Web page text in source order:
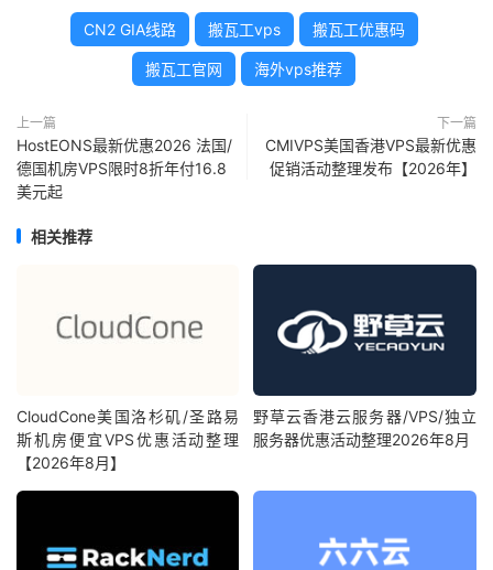
CN2 GIA线路 搬瓦工vps 搬瓦工优惠码
搬瓦工官网 海外vps推荐
上一篇
HostEONS最新优惠2026 法国/
德国机房VPS限时8折年付16.8
美元起
下一篇
CMIVPS美国香港VPS最新优惠
促销活动整理发布【2026年】
相关推荐
CloudCone美国洛杉矶/圣路易
斯机房便宜VPS优惠活动整理
【2026年8月】
野草云香港云服务器/VPS/独立
服务器优惠活动整理2026年8月